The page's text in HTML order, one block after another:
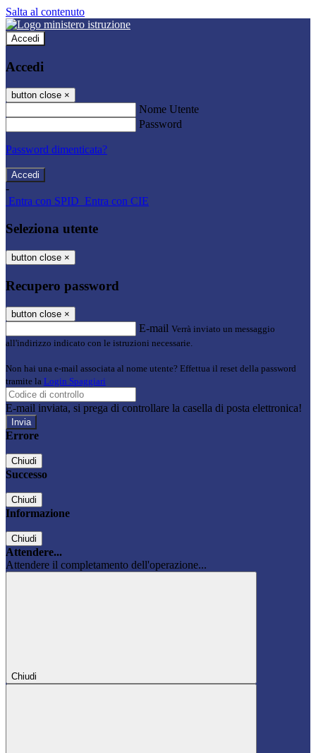
Salta al contenuto
Accedi
Accedi
button close ×
Nome Utente
Password
Password dimenticata?
-
Entra con SPID Entra con CIE
Seleziona utente
button close ×
Recupero password
button close ×
E-mail Verrà inviato un messaggio
all'indirizzo indicato con le istruzioni necessarie.
Non hai una e-mail associata al nome utente? Effettua il reset della password
tramite la Login Spaggiari
E-mail inviata, si prega di controllare la casella di posta elettronica!
Errore
Chiudi
Successo
Chiudi
Informazione
Chiudi
Attendere...
Attendere il completamento dell'operazione...
Chiudi